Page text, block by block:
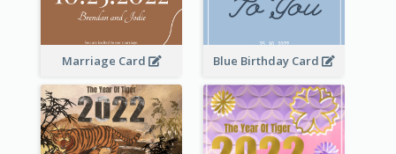
Marriage Card Blue Birthday Card